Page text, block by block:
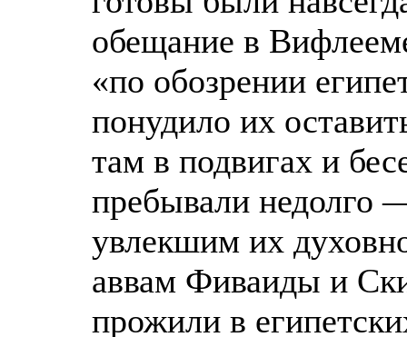
обещание в
«по обозрении
понудило их
там в подвигах и
пребывали недолго
увлекшим их
аввам Фиваиды и
прожили в